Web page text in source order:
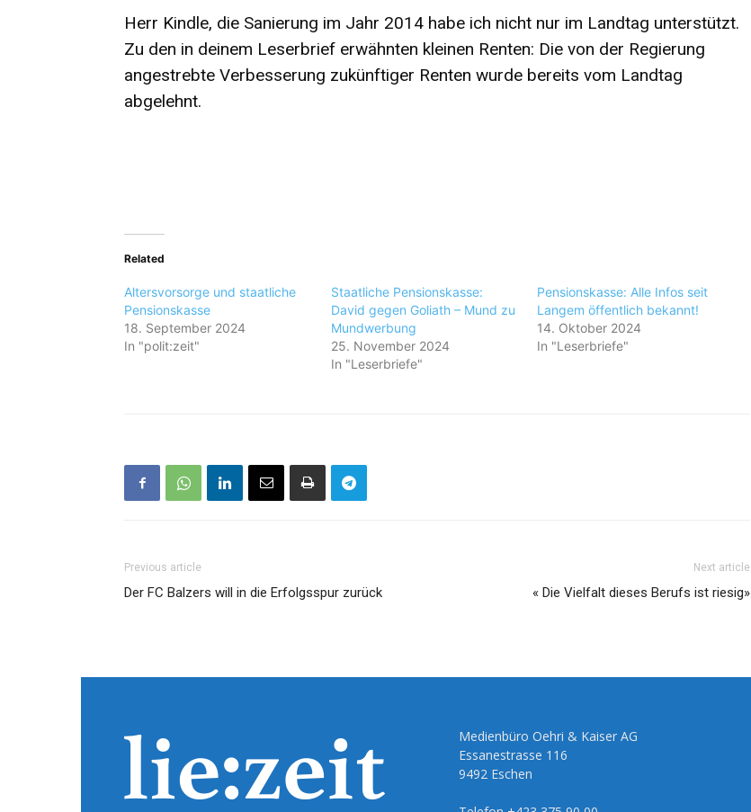
Herr Kindle, die Sanierung im Jahr 2014 habe ich nicht nur im Landtag unterstützt.
Zu den in deinem Leserbrief erwähnten kleinen Renten: Die von der Regierung
angestrebte Verbesserung zukünftiger Renten wurde bereits vom Landtag
abgelehnt.
Related
Altersvorsorge und staatliche
Pensionskasse
18. September 2024
In "polit:zeit"
Staatliche Pensionskasse:
David gegen Goliath – Mund zu
Mundwerbung
25. November 2024
In "Leserbriefe"
Pensionskasse: Alle Infos seit
Langem öffentlich bekannt!
14. Oktober 2024
In "Leserbriefe"
Previous article
Der FC Balzers will in die Erfolgsspur zurück
Next article
« Die Vielfalt dieses Berufs ist riesig»
Medienbüro Oehri & Kaiser AG
Essanestrasse 116
9492 Eschen